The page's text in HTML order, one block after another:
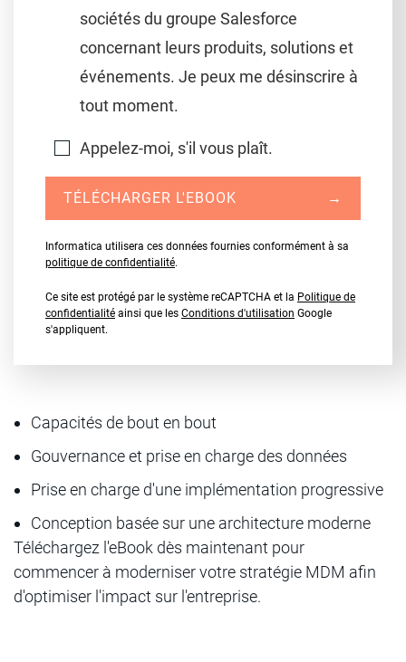
sociétés du groupe Salesforce
concernant leurs produits, solutions et
événements. Je peux me désinscrire à
tout moment.
Appelez-moi, s'il vous plaît.
TÉLÉCHARGER L'EBOOK →
Informatica utilisera ces données fournies conformément à sa
politique de confidentialité.
Ce site est protégé par le système reCAPTCHA et la Politique de
confidentialité ainsi que les Conditions d'utilisation Google
s'appliquent.
Capacités de bout en bout
Gouvernance et prise en charge des données
Prise en charge d'une implémentation progressive
Conception basée sur une architecture moderne
Téléchargez l'eBook dès maintenant pour
commencer à moderniser votre stratégie MDM afin
d'optimiser l'impact sur l'entreprise.